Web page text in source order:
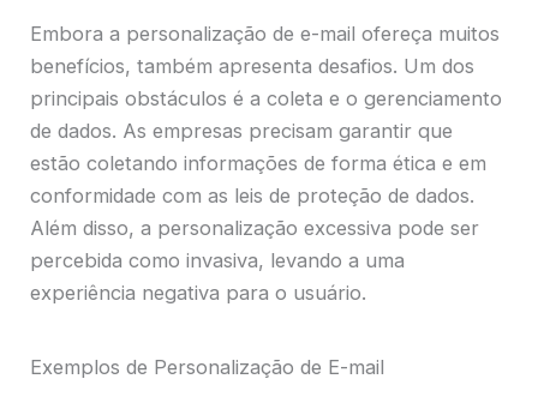
Embora a personalização de e-mail ofereça muitos
benefícios, também apresenta desafios. Um dos
principais obstáculos é a coleta e o gerenciamento
de dados. As empresas precisam garantir que
estão coletando informações de forma ética e em
conformidade com as leis de proteção de dados.
Além disso, a personalização excessiva pode ser
percebida como invasiva, levando a uma
experiência negativa para o usuário.
Exemplos de Personalização de E-mail